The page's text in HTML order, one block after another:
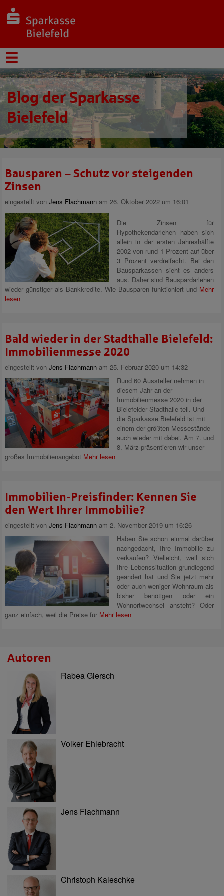
Blog der Sparkasse
Bielefeld
Bausparen – Schutz vor steigenden
Zinsen
eingestellt von Jens Flachmann am 26. Oktober 2022 um 16:01
Die Zinsen für
Hypothekendarlehen haben sich
allein in der ersten Jahreshälfte
2002 von rund 1 Prozent auf über
3 Prozent verdreifacht. Bei den
Bausparkassen sieht es anders
aus. Daher sind Bauspardarlehen
wieder günstiger als Bankkredite. Wie Bausparen funktioniert und Mehr
lesen
Bald wieder in der Stadthalle Bielefeld:
Immobilienmesse 2020
eingestellt von Jens Flachmann am 25. Februar 2020 um 14:32
Rund 60 Aussteller nehmen in
diesem Jahr an der
Immobilienmesse 2020 in der
Bielefelder Stadthalle teil. Und
die Sparkasse Bielefeld ist mit
einem der größten Messestände
auch wieder mit dabei. Am 7. und
8. März präsentieren wir unser
großes Immobilienangebot Mehr lesen
Immobilien-Preisfinder: Kennen Sie
den Wert Ihrer Immobilie?
eingestellt von Jens Flachmann am 2. November 2019 um 16:26
Haben Sie schon einmal darüber
nachgedacht, Ihre Immobilie zu
verkaufen? Vielleicht, weil sich
Ihre Lebenssituation grundlegend
geändert hat und Sie jetzt mehr
oder auch weniger Wohnraum als
bisher benötigen oder ein
Wohnortwechsel ansteht? Oder
ganz einfach, weil die Preise für Mehr lesen
Autoren
Rabea Giersch
Volker Ehlebracht
Jens Flachmann
Christoph Kaleschke